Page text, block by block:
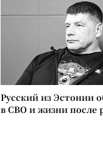
Русский из Эстонии
в СВО и жизни после